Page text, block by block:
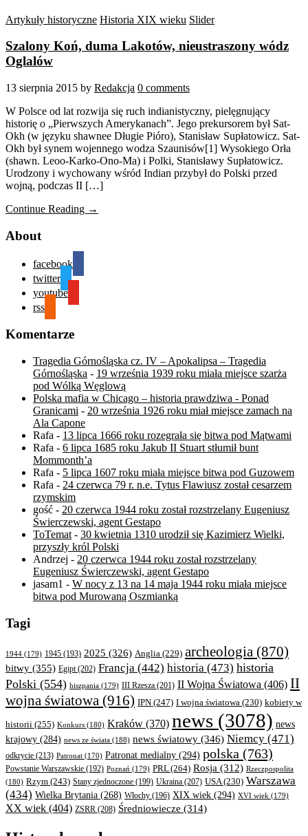
Artykuły historyczne Historia XIX wieku Slider
Szalony Koń, duma Lakotów, nieustraszony wódz
Oglalów
13 sierpnia 2015 by Redakcja 0 comments
W Polsce od lat rozwija się ruch indianistyczny, pielęgnujący
historię o „Pierwszych Amerykanach”. Jego prekursorem był Sat-
Okh (w języku shawnee Długie Pióro), Stanisław Supłatowicz. Sat-
Okh był synem wojennego wodza Szaunisów[1] Wysokiego Orła
(shawn. Leoo-Karko-Ono-Ma) i Polki, Stanisławy Supłatowicz.
Urodzony i wychowany wśród Indian przybył do Polski przed
wojną, podczas II […]
Continue Reading →
About
facebook
twitter
youtube
rss
Komentarze
Tragedia Górnośląska cz. IV – Apokalipsa – Tragedia
Górnośląska - 19 września 1939 roku miała miejsce szarża
pod Wólką Węglową
Polska mafia w Chicago – historia prawdziwa - Ponad
Granicami - 20 września 1926 roku miał miejsce zamach na
Ala Capone
Rafa - 13 lipca 1666 roku rozegrała się bitwa pod Mątwami
Rafa - 6 lipca 1685 roku Jakub II Stuart stłumił bunt
Mommonth’a
Rafa - 5 lipca 1607 roku miała miejsce bitwa pod Guzowem
Rafa - 24 czerwca 79 r. n.e. Tytus Flawiusz został cesarzem
rzymskim
gość - 20 czerwca 1944 roku został rozstrzelany Eugeniusz
Świerczewski, agent Gestapo
ToTemat - 30 kwietnia 1310 urodził się Kazimierz Wielki,
przyszły król Polski
Andrzej - 20 czerwca 1944 roku został rozstrzelany
Eugeniusz Świerczewski, agent Gestapo
jasam1 - W nocy z 13 na 14 maja 1944 roku miała miejsce
bitwa pod Murowaną Oszmianką
Tagi
1944 (179) 1945 (193) 2025 (326) Anglia (229) archeologia (870)
bitwy (355) Egipt(202) Francja (442) historia (473) historia
Polski (554) hiszpania (179) III Rzesza (201) II Wojna Światowa (406) II
wojna światowa (916) IPN (247) I wojna światowa (230) kobiety w
historii (255) Konkurs (180) Kraków (370) news (3078) news
krajowy (284) news ze świata (188) news światowy (346) Niemcy (471)
odkrycie (213) Patronat (170) Patronat medialny (294) polska (763)
Powstanie Warszawskie (192) Poznań (179) PRL(264) Rosja (312) Rzeczpospolita
(180) Rzym (243) Stany zjednoczone (199) Ukraina (207) USA(230) Warszawa
(434) Wielka Brytania (268) Włochy (196) XIX wiek (294) XVI wiek (179)
XX wiek (404) ZSRR (208) Średniowiecze (314)